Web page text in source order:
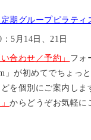
期グループピラティ
5月14日、21日
い合わせ／予約」 フォ
」が初めてでちょっ
を個別にご案内しま
からどうぞお気軽に